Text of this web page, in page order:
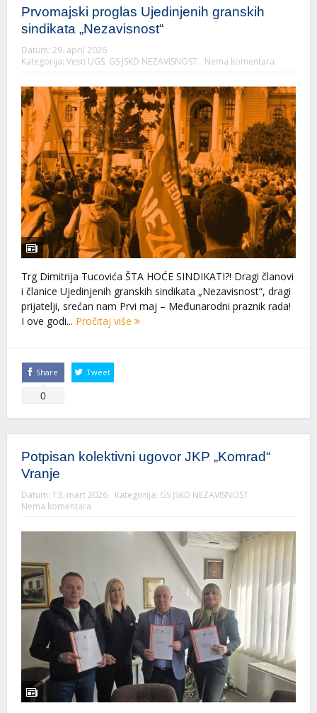
Prvomajski proglas Ujedinjenih granskih
sindikata „Nezavisnost“
Datum: 29. april 2026
Kategorija: Vesti UGS, GS JSKD NEZAVISNOST Nema komentara
Trg Dimitrija Tucovića ŠTA HOĆE SINDIKATI?! Dragi članovi
i članice Ujedinjenih granskih sindikata „Nezavisnost“, dragi
prijatelji, srećan nam Prvi maj – Međunarodni praznik rada!
I ove godi... Pročitaj više
Share
0
Tweet
Potpisan kolektivni ugovor JKP „Komrad“
Vranje
Datum: 13. mart 2026 Kategorija: GS JSKD NEZAVISNOST
Nema komentara